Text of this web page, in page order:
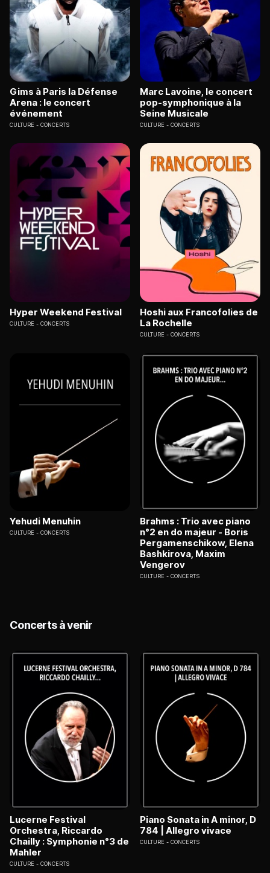
Gims à Paris la Défense
Arena : le concert
événement
CULTURE CONCERTS
Marc Lavoine, le concert
pop-symphonique à la
Seine Musicale
CULTURE CONCERTS
Hyper Weekend Festival
CULTURE CONCERTS
Hoshi aux Francofolies de
La Rochelle
CULTURE CONCERTS
Yehudi Menuhin
CULTURE CONCERTS
Brahms : Trio avec piano
n°2 en do majeur - Boris
Pergamenschikow, Elena
Bashkirova, Maxim
Vengerov
CULTURE CONCERTS
Concerts à venir
Lucerne Festival
Orchestra, Riccardo
Chailly : Symphonie n°3 de
Mahler
CULTURE CONCERTS
Piano Sonata in A minor, D
784 | Allegro vivace
CULTURE CONCERTS